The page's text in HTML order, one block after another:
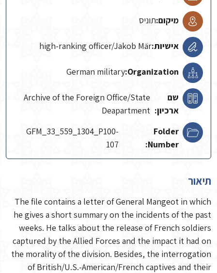
מיקום:תוניס
אישיות:high-ranking officer/Jakob Mär
Organization:
German military
שם
ארכיון:
Archive of the Foreign Office/State
Deapartment
Folder
Number:
GFM_33_559_1304_P100-
107
תיאור
The file contains a letter of General Mangeot in which
he gives a short summary on the incidents of the past
weeks. He talks about the release of French soldiers
captured by the Allied Forces and the impact it had on
the morality of the division. Besides, the interrogation
of British/U.S.-American/French captives and their